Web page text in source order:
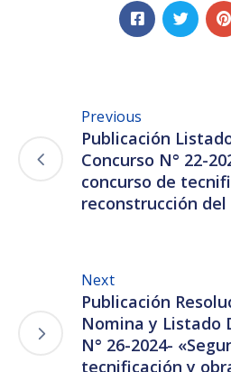
Previous
Publicación
Concurso N° 22-
concurso de
reconstrucción
Next
Publicación
Nomina y Listado
N° 26-2024-
tecnificación y